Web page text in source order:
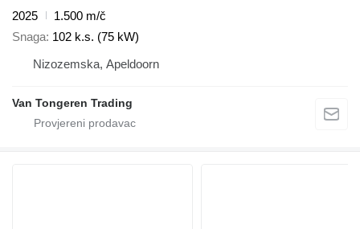
2025
1.500 m/č
Snaga 102 k.s. (75 kW)
Nizozemska, Apeldoorn
Van Tongeren Trading